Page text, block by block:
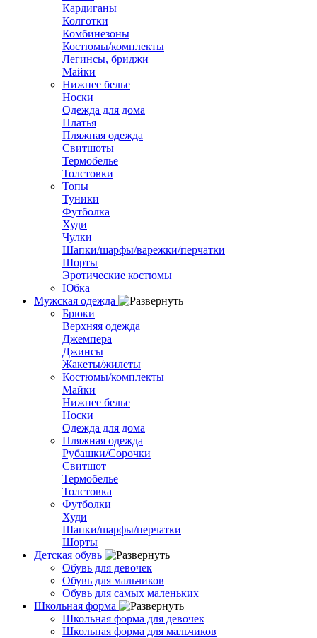
Кардиганы
Колготки
Комбинезоны
Костюмы/комплекты
Легинсы, бриджи
Майки
Нижнее белье
Носки
Одежда для дома
Платья
Пляжная одежда
Свитшоты
Термобелье
Толстовки
Топы
Туники
Футболка
Худи
Чулки
Шапки/шарфы/варежки/перчатки
Шорты
Эротические костюмы
Юбка
Мужская одежда
Брюки
Верхняя одежда
Джемпера
Джинсы
Жакеты/жилеты
Костюмы/комплекты
Майки
Нижнее белье
Носки
Одежда для дома
Пляжная одежда
Рубашки/Сорочки
Свитшот
Термобелье
Толстовка
Футболки
Худи
Шапки/шарфы/перчатки
Шорты
Детская обувь
Обувь для девочек
Обувь для мальчиков
Обувь для самых маленьких
Школьная форма
Школьная форма для девочек
Школьная форма для мальчиков